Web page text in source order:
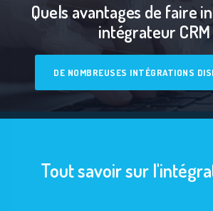
Quels avantages de faire
intégrateur CRM
DE NOMBREUSES INTÉGRATIONS
Tout savoir sur